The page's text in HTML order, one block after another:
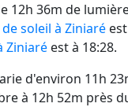
12h 36m de
de soleil à Ziniaré
Ziniaré est à 18:28.
d'environ 11h
à 12h 52m près